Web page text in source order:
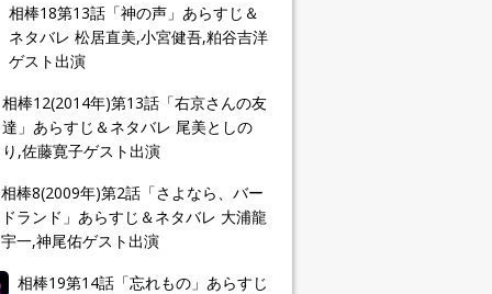
相棒18第13話「神の声」あらすじ＆
ネタバレ 松居直美,小宮健吾,粕谷吉洋
ゲスト出演
相棒12(2014年)第13話「右京さんの友
達」あらすじ＆ネタバレ 尾美としの
り,佐藤寛子ゲスト出演
相棒8(2009年)第2話「さよなら、バー
ドランド」あらすじ＆ネタバレ 大浦龍
宇一,神尾佑ゲスト出演
相棒19第14話「忘れもの」あらすじ